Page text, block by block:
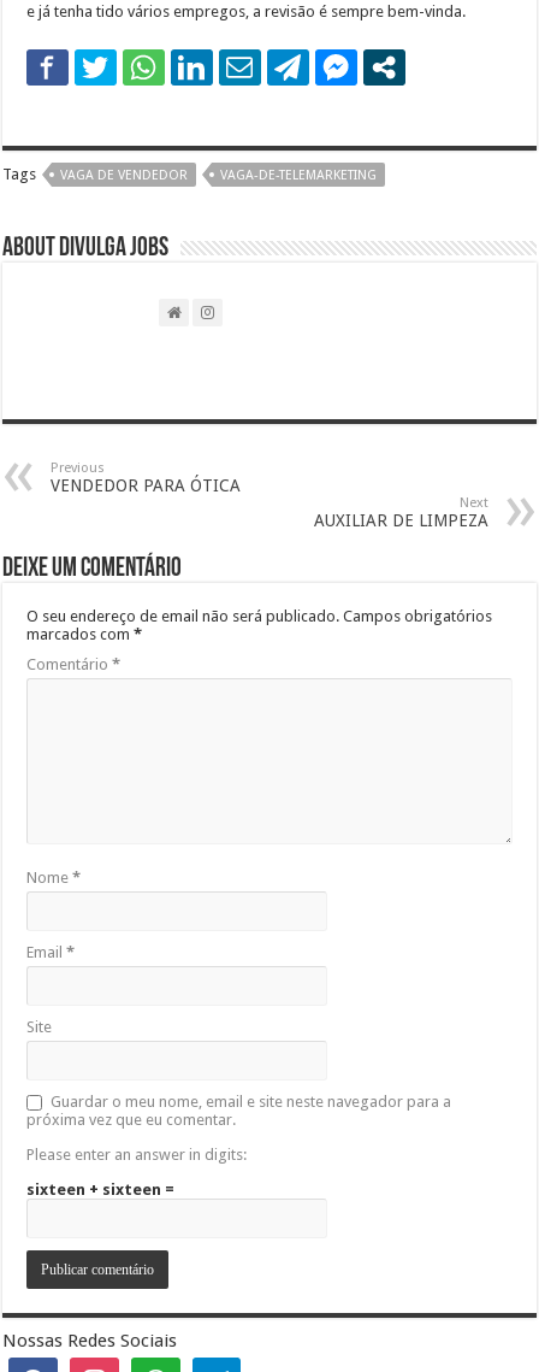
e já tenha tido vários empregos, a revisão é sempre bem-vinda.
Tags VAGA DE VENDEDOR VAGA-DE-TELEMARKETING
About DIVULGA JOBS
Previous
VENDEDOR PARA ÓTICA
Next
AUXILIAR DE LIMPEZA
Deixe um comentário
O seu endereço de email não será publicado. Campos obrigatórios
marcados com*
Comentário*
Nome*
Email*
Site
Guardar o meu nome, email e site neste navegador para a
próxima vez que eu comentar.
Please enter an answer in digits:
sixteen + sixteen =
Nossas Redes Sociais